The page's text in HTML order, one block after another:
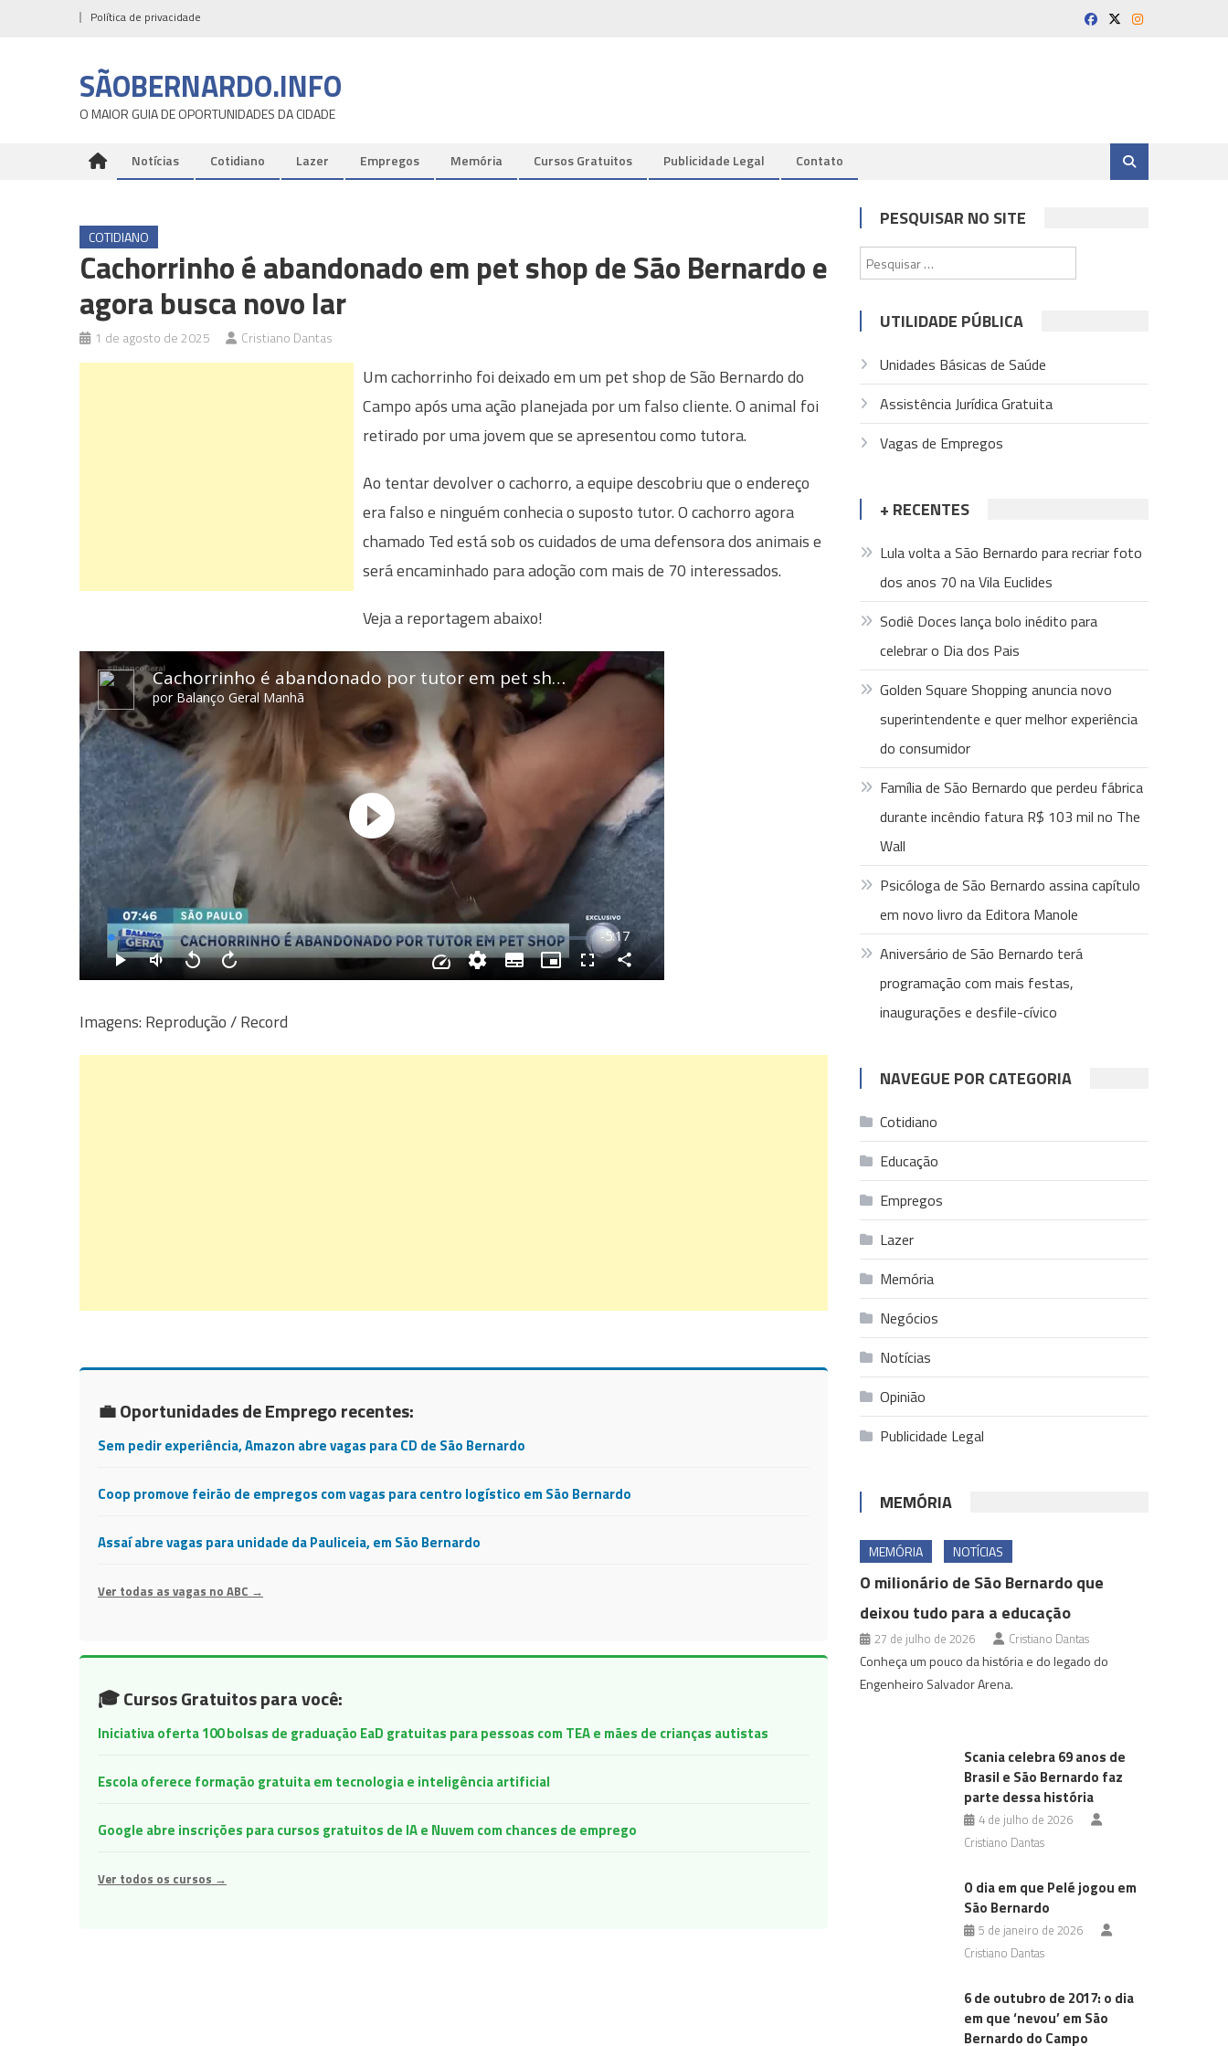
Política de privacidade
SÃOBERNARDO.INFO
O MAIOR GUIA DE OPORTUNIDADES DA CIDADE
Notícias Cotidiano Lazer Empregos Memória Cursos Gratuitos Publicidade Legal Contato
COTIDIANO
Cachorrinho é abandonado em pet shop de São Bernardo e
agora busca novo lar
1 de agosto de 2025 Cristiano Dantas
Um cachorrinho foi deixado em um pet shop de São Bernardo do
Campo após uma ação planejada por um falso cliente. O animal foi
retirado por uma jovem que se apresentou como tutora.
Ao tentar devolver o cachorro, a equipe descobriu que o endereço
era falso e ninguém conhecia o suposto tutor. O cachorro agora
chamado Ted está sob os cuidados de uma defensora dos animais e
será encaminhado para adoção com mais de 70 interessados.
Veja a reportagem abaixo!
Imagens: Reprodução / Record
💼 Oportunidades de Emprego recentes:
Sem pedir experiência, Amazon abre vagas para CD de São Bernardo
Coop promove feirão de empregos com vagas para centro logístico em São Bernardo
Assaí abre vagas para unidade da Pauliceia, em São Bernardo
Ver todas as vagas no ABC →
🎓 Cursos Gratuitos para você:
Iniciativa oferta 100 bolsas de graduação EaD gratuitas para pessoas com TEA e mães de crianças autistas
Escola oferece formação gratuita em tecnologia e inteligência artificial
Google abre inscrições para cursos gratuitos de IA e Nuvem com chances de emprego
Ver todos os cursos →
PESQUISAR NO SITE
por:
UTILIDADE PÚBLICA
Unidades Básicas de Saúde
Assistência Jurídica Gratuita
Vagas de Empregos
+ RECENTES
Lula volta a São Bernardo para recriar foto
dos anos 70 na Vila Euclides
Sodiê Doces lança bolo inédito para
celebrar o Dia dos Pais
Golden Square Shopping anuncia novo
superintendente e quer melhor experiência
do consumidor
Família de São Bernardo que perdeu fábrica
durante incêndio fatura R$ 103 mil no The
Wall
Psicóloga de São Bernardo assina capítulo
em novo livro da Editora Manole
Aniversário de São Bernardo terá
programação com mais festas,
inaugurações e desfile-cívico
NAVEGUE POR CATEGORIA
Cotidiano
Educação
Empregos
Lazer
Memória
Negócios
Notícias
Opinião
Publicidade Legal
MEMÓRIA
MEMÓRIA NOTÍCIAS
O milionário de São Bernardo que
deixou tudo para a educação
27 de julho de 2026 Cristiano Dantas
Conheça um pouco da história e do legado do
Engenheiro Salvador Arena.
Scania celebra 69 anos de
Brasil e São Bernardo faz
parte dessa história
4 de julho de 2026
Cristiano Dantas
O dia em que Pelé jogou em
São Bernardo
5 de janeiro de 2026
Cristiano Dantas
6 de outubro de 2017: o dia
em que ‘nevou’ em São
Bernardo do Campo